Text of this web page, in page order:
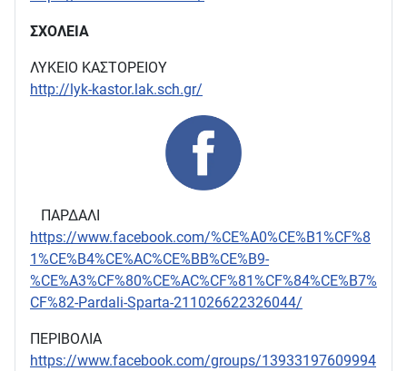
ΣΧΟΛΕΙΑ
ΛΥΚΕΙΟ ΚΑΣΤΟΡΕΙΟΥ
http://lyk-kastor.lak.sch.gr/
ΠΑΡΔΑΛΙ
https://www.facebook.com/%CE%A0%CE%B1%CF%8
1%CE%B4%CE%AC%CE%BB%CE%B9-
%CE%A3%CF%80%CE%AC%CF%81%CF%84%CE%B7%
CF%82-Pardali-Sparta-211026622326044/
ΠΕΡΙΒΟΛΙΑ
https://www.facebook.com/groups/13933197609994